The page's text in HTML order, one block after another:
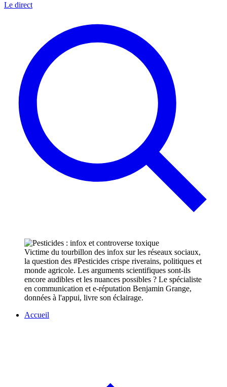
Le direct
Victime du tourbillon des infox sur les réseaux sociaux,
la question des #Pesticides crispe riverains, politiques et
monde agricole. Les arguments scientifiques sont-ils
encore audibles et les nuances possibles ? Le spécialiste
en communication et e-réputation Benjamin Grange,
données à l'appui, livre son éclairage.
Accueil